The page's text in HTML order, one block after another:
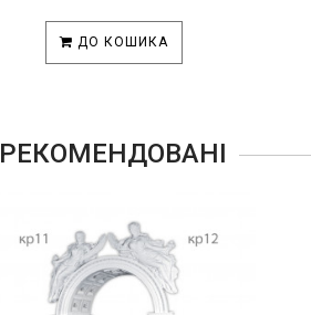
ДО КОШИКА
РЕКОМЕНДОВАНІ